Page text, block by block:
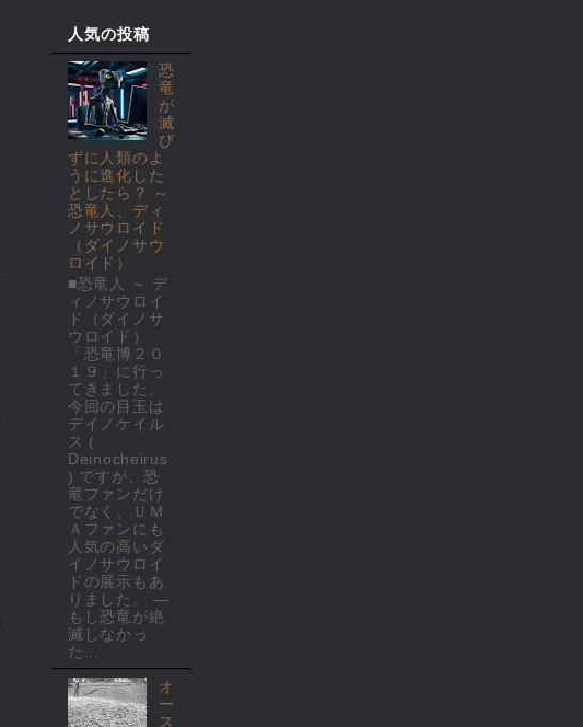
人気の投稿
恐
竜
が
滅
び
ずに人類のよ
うに進化した
としたら？ ～
恐竜人、ディ
ノサウロイド
（ダイノサウ
ロイド）
■恐竜人 ～ デ
ィノサウロイ
ド（ダイノサ
ウロイド）
「恐竜博２０
１９」に行っ
てきました。
今回の目玉は
デイノケイル
ス (
Deinocheirus
) ですが、恐
竜ファンだけ
でなく、ＵＭ
Ａファンにも
人気の高いダ
イノサウロイ
ドの展示もあ
りました。 ―
もし恐竜が絶
滅しなかっ
た...
オ
ー
ス